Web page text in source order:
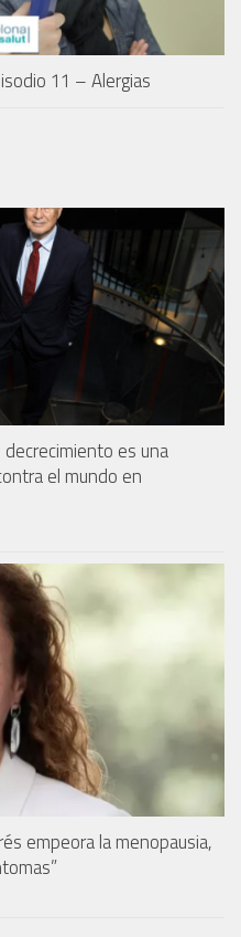
11 – Alergias
decrecimiento es una
el mundo en
empeora la menopausia,